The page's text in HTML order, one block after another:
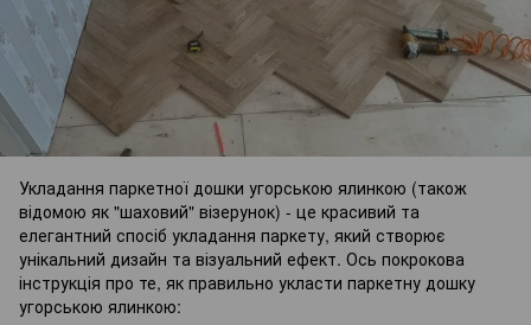
Укладання паркетної дошки угорською ялинкою (також
відомою як "шаховий" візерунок) - це красивий та
елегантний спосіб укладання паркету, який створює
унікальний дизайн та візуальний ефект. Ось покрокова
інструкція про те, як правильно укласти паркетну дошку
угорською ялинкою: